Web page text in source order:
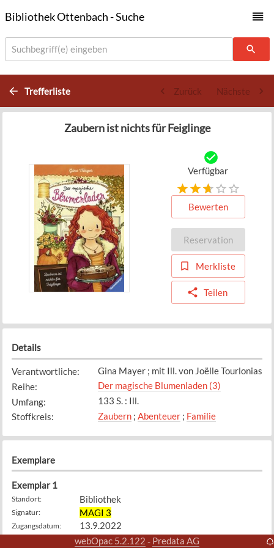
Bibliothek Ottenbach - Suche
Suchbegriff(e) eingeben
Trefferliste Zurück Nächste
Zaubern ist nichts für Feiglinge
Verfügbar
Bewerten
Reservation
Merkliste
Teilen
Details
Verantwortliche:
Gina Mayer ; mit Ill. von Joëlle Tourlonias
Reihe:
Der magische Blumenladen (3)
Umfang:
133 S. : Ill.
Stoffkreis: Zaubern; Abenteuer; Familie
Exemplare
Exemplar 1
Standort: Bibliothek
Signatur: MAGI 3
Zugangsdatum: 13.9.2022
Verfügbar
webOpac 5.2.122 - Predata AG